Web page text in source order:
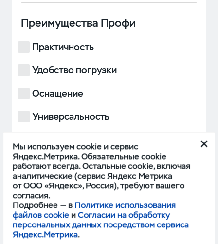
Преимущества Профи
Практичность
Удобство погрузки
Оснащение
Универсальность
Проходимость
БОЛЬШЕ
Прикрепить фото (если есть)
JPG, PNG файлы до 10 Мб
Мы используем cookie и сервис
Яндекс.Метрика. Обязательные cookie
работают всегда. Остальные cookie, включая
аналитические (сервис Яндекс Метрика
от ООО «Яндекс», Россия), требуют вашего
согласия.
Подробнее — в Политике использования
файлов cookie иСогласии на обработку
персональных данных посредством сервиса
Яндекс.Метрика.